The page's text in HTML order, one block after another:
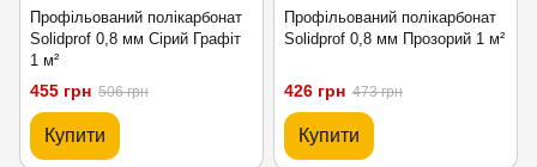
Профільований полікарбонат
Solidprof 0,8 мм Сірий Графіт
1 м²
455 грн 506 грн
Купити
Профільований полікарбонат
Solidprof 0,8 мм Прозорий 1 м²
426 грн 473 грн
Купити